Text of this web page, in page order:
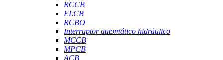
RCCB
ELCB
RCBO
Interruptor automático hidráulico
MCCB
MPCB
ACB